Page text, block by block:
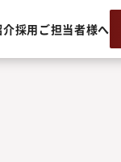
介採用ご担当者様へ